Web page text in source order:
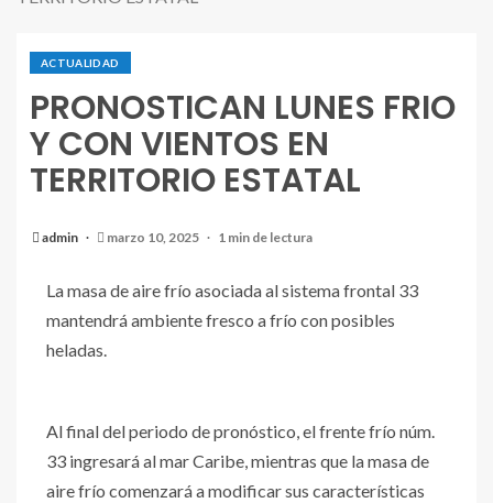
ACTUALIDAD
PRONOSTICAN LUNES FRIO
Y CON VIENTOS EN
TERRITORIO ESTATAL
admin marzo 10, 2025 1 min de lectura
La masa de aire frío asociada al sistema frontal 33
mantendrá ambiente fresco a frío con posibles
heladas.
Al final del periodo de pronóstico, el frente frío núm.
33 ingresará al mar Caribe, mientras que la masa de
aire frío comenzará a modificar sus características